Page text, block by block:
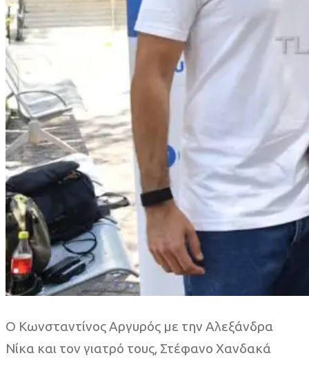
Ο Κωνσταντίνος Αργυρός με την Αλεξάνδρα
Νίκα και τον γιατρό τους, Στέφανο Χανδακά